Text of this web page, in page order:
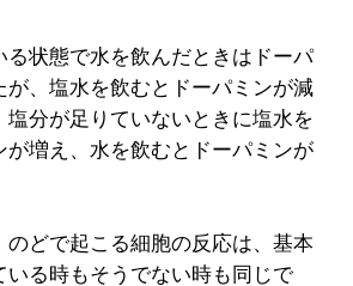
る状態で水を飲んだときはドーパ
が、塩水を飲むとドーパミンが減
塩分が足りていないときに塩水を
が増え、水を飲むとドーパミンが
のどで起こる細胞の反応は、基本
いる時もそうでない時も同じで